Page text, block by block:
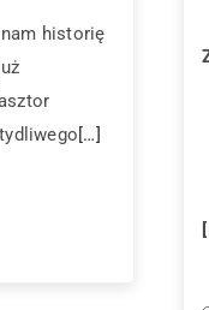
historię
[…]